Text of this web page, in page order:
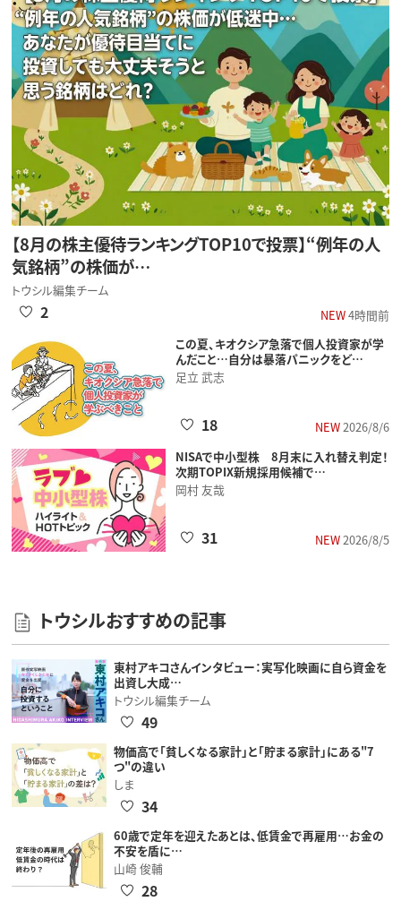
【8月の株主優待ランキングTOP10で投票】“例年の人
気銘柄”の株価が…
トウシル編集チーム
NEW4時間前
2
この夏、キオクシア急落で個人投資家が学
んだこと…自分は暴落パニックをど…
足立 武志
NEW2026/8/6
18
NISAで中小型株 8月末に入れ替え判定！
次期TOPIX新規採用候補で…
岡村 友哉
NEW2026/8/5
31
トウシルおすすめの記事
東村アキコさんインタビュー：実写化映画に自ら資金を
出資し大成…
トウシル編集チーム
49
物価高で「貧しくなる家計」と「貯まる家計」にある"7
つ"の違い
しま
34
60歳で定年を迎えたあとは、低賃金で再雇用…お金の
不安を盾に…
山崎 俊輔
28